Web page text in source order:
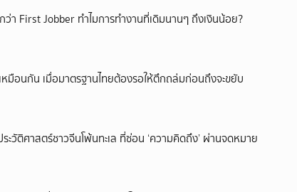
า First Jobber ทำไมการทำงานที่เดิมนานๆ ถึงเงินน้อย?
หมือนกัน เมื่อมาตรฐานไทยต้องรอให้ตึกถล่มก่อนถึงจะขยับ
ระวัติศาสตร์ชาวจีนโพ้นทะเล ที่ซ่อน ‘ความคิดถึง’ ผ่านจดหมาย